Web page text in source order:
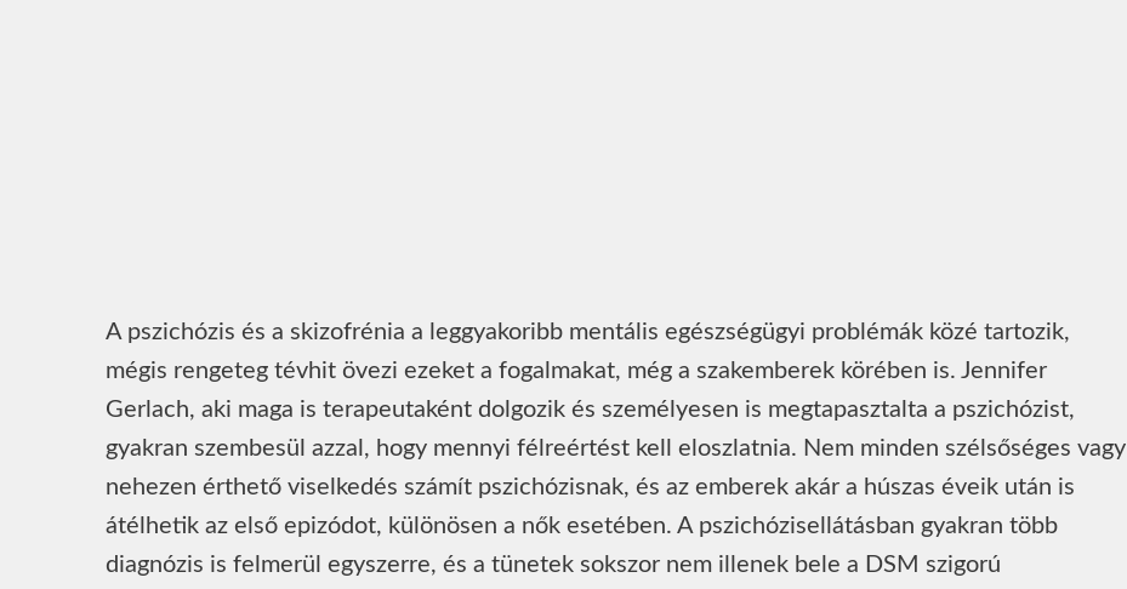
A pszichózis és a skizofrénia a leggyakoribb mentális egészségügyi problémák közé tartozik,
mégis rengeteg tévhit övezi ezeket a fogalmakat, még a szakemberek körében is. Jennifer
Gerlach, aki maga is terapeutaként dolgozik és személyesen is megtapasztalta a pszichózist,
gyakran szembesül azzal, hogy mennyi félreértést kell eloszlatnia. Nem minden szélsőséges vagy
nehezen érthető viselkedés számít pszichózisnak, és az emberek akár a húszas éveik után is
átélhetik az első epizódot, különösen a nők esetében. A pszichózisellátásban gyakran több
diagnózis is felmerül egyszerre, és a tünetek sokszor nem illenek bele a DSM szigorú